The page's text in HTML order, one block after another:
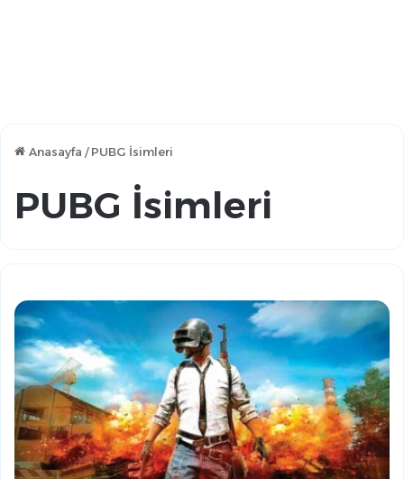
Anasayfa / PUBG İsimleri
PUBG İsimleri